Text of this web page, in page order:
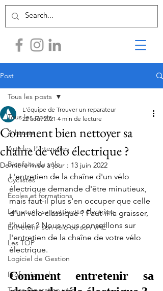
Post
Tous les posts
A la une
Articles Partenaires
Bienfaits du vélo
Cyclistes
Écoles et formations
Entretenir sa trottinette électriqu
Entretenir son vélo ou son VAE
Les TOP
Logiciel de Gestion
Professionnel
Tous les posts
Comment bien nettoyer sa
chaîne de vélo électrique ?
L'équipe de Trouver un reparateur
22 août 2021 4 min de lecture
Dernière mise à jour : 13 juin 2022
L'entretien de la chaîne d'un vélo
électrique demande d'être minutieux,
mais faut-il plus s'en occuper que celle
d'un vélo classique ? Faut-il la graisser,
l'huiler ? Nous vous conseillons sur
l'entretien de la chaîne de votre vélo
électrique.
Comment entretenir sa